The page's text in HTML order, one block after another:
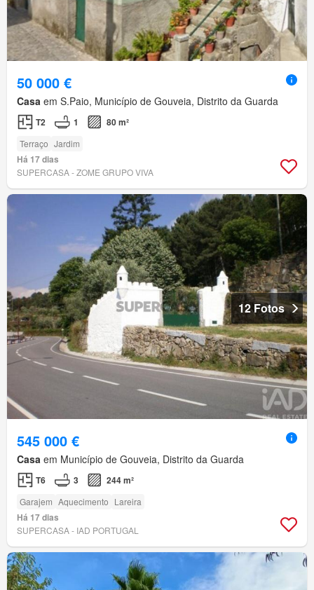
50 000 €
Casa em S.Paio, Município de Gouveia, Distrito da Guarda
T2 1 80 m²
Terraço Jardim
Há 17 dias
SUPERCASA - ZOME GRUPO VIVA
12 Fotos
545 000 €
Casa em Município de Gouveia, Distrito da Guarda
T6 3 244 m²
Garajem Aquecimento Lareira
Há 17 dias
SUPERCASA - IAD PORTUGAL